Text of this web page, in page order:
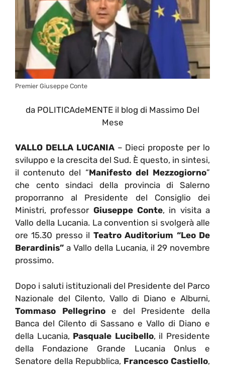
Premier Giuseppe Conte
da POLITICAdeMENTE il blog di Massimo Del
Mese
VALLO DELLA LUCANIA– Dieci proposte per lo
sviluppo e la crescita del Sud. È questo, in sintesi,
il contenuto del “Manifesto del Mezzogiorno”
che cento sindaci della provincia di Salerno
proporranno al Presidente del Consiglio dei
Ministri, professor Giuseppe Conte, in visita a
Vallo della Lucania. La convention si svolgerà alle
ore 15.30 presso il Teatro Auditorium “Leo De
Berardinis” a Vallo della Lucania, il 29 novembre
prossimo.
Dopo i saluti istituzionali del Presidente del Parco
Nazionale del Cilento, Vallo di Diano e Alburni,
Tommaso Pellegrinoe del Presidente della
Banca del Cilento di Sassano e Vallo di Diano e
della Lucania, Pasquale Lucibello, il Presidente
della Fondazione Grande Lucania Onlus e
Senatore della Repubblica, Francesco Castiello,